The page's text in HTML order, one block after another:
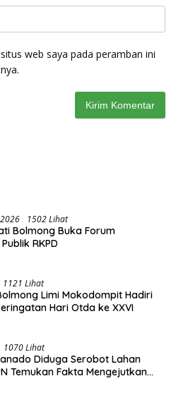
web saya pada peramban ini
1502 Lihat
Bolmong Buka Forum
RKPD
1121 Lihat
Limi Mokodompit Hadiri
Hari Otda ke XXVI
1070 Lihat
Diduga Serobot Lahan
Temukan Fakta Mengejutkan